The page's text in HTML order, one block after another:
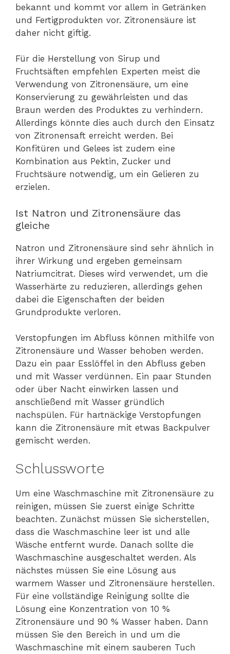
bekannt und kommt vor allem in Getränken
und Fertigprodukten vor. Zitronensäure ist
daher nicht giftig.
Für die Herstellung von Sirup und
Fruchtsäften empfehlen Experten meist die
Verwendung von Zitronensäure, um eine
Konservierung zu gewährleisten und das
Braun werden des Produktes zu verhindern.
Allerdings könnte dies auch durch den Einsatz
von Zitronensaft erreicht werden. Bei
Konfitüren und Gelees ist zudem eine
Kombination aus Pektin, Zucker und
Fruchtsäure notwendig, um ein Gelieren zu
erzielen.
Ist Natron und Zitronensäure das
gleiche
Natron und Zitronensäure sind sehr ähnlich in
ihrer Wirkung und ergeben gemeinsam
Natriumcitrat. Dieses wird verwendet, um die
Wasserhärte zu reduzieren, allerdings gehen
dabei die Eigenschaften der beiden
Grundprodukte verloren.
Verstopfungen im Abfluss können mithilfe von
Zitronensäure und Wasser behoben werden.
Dazu ein paar Esslöffel in den Abfluss geben
und mit Wasser verdünnen. Ein paar Stunden
oder über Nacht einwirken lassen und
anschließend mit Wasser gründlich
nachspülen. Für hartnäckige Verstopfungen
kann die Zitronensäure mit etwas Backpulver
gemischt werden.
Schlussworte
Um eine Waschmaschine mit Zitronensäure zu
reinigen, müssen Sie zuerst einige Schritte
beachten. Zunächst müssen Sie sicherstellen,
dass die Waschmaschine leer ist und alle
Wäsche entfernt wurde. Danach sollte die
Waschmaschine ausgeschaltet werden. Als
nächstes müssen Sie eine Lösung aus
warmem Wasser und Zitronensäure herstellen.
Für eine vollständige Reinigung sollte die
Lösung eine Konzentration von 10 %
Zitronensäure und 90 % Wasser haben. Dann
müssen Sie den Bereich in und um die
Waschmaschine mit einem sauberen Tuch